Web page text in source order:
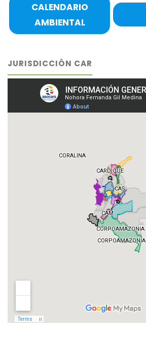
CALENDARIO
AMBIENTAL
JURISDICCIÓN CAR